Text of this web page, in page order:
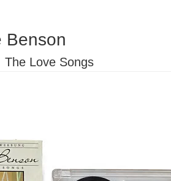
Benson
The Love Songs